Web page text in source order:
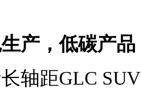
，低碳产品
距GLC SUV